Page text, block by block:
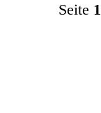
Seite 1